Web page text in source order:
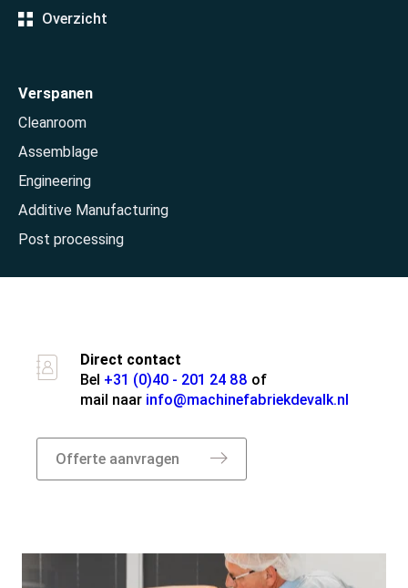
Home
Overzicht
Verspanen
Cleanroom
Assemblage
Engineering
Additive Manufacturing
Post processing
Direct contact
Bel +31 (0)40 - 201 24 88 of
mail naar info@machinefabriekdevalk.nl
Offerte aanvragen